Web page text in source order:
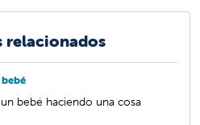
relacionados
bebé haciendo una cosa